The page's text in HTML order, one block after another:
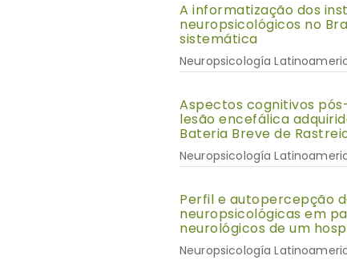
A informatização dos
neuropsicológicos no
sistemática
Neuropsicología
Aspectos cognitivos
lesão encefálica
Bateria Breve de
Neuropsicología
Perfil e autopercepção
neuropsicológicas em
neurológicos de um
Neuropsicología